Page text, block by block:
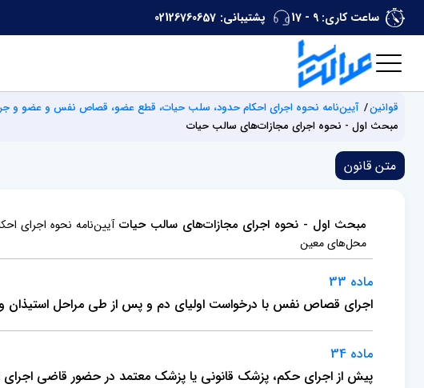
ساعت کاری: 9 - 17 پشتیبانی: 02126760657
قوانین آیین‌نامه نحوه اجرای احکام حدود، سلب حیات، قطع عضو، قصاص نفس و عضو و
مبحث اول - نحوه اجرای مجازات‌های سالب حیات
متن قانون
مبحث اول - نحوه اجرای مجازات‌های سالب حیاتآیین‌نامه نحوه اجرای
محل‌های معین
ماده 33
اجرای قصاص نفس با درخواست اولیای دم و پس از طی مراحل استیذان و
ماده 34
پیش از اجرای حکم، پزشک قانونی یا پزشک معتمد در حضور قاضی